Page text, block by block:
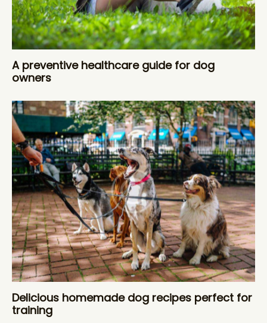
A preventive healthcare guide for dog
owners
Delicious homemade dog recipes perfect for
training